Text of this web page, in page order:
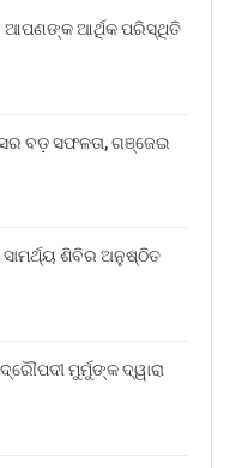
ଆପଣଙ୍କ ଆର୍ଥିକ ପରିସ୍ଥିତି
ବଡ଼ ସଫଳତା, ଗଞ୍ଜେଇ
ଶିବିର ଅନୁଷ୍ଠିତ
ମୁର୍ମୁଙ୍କ ଦ୍ୱାରା